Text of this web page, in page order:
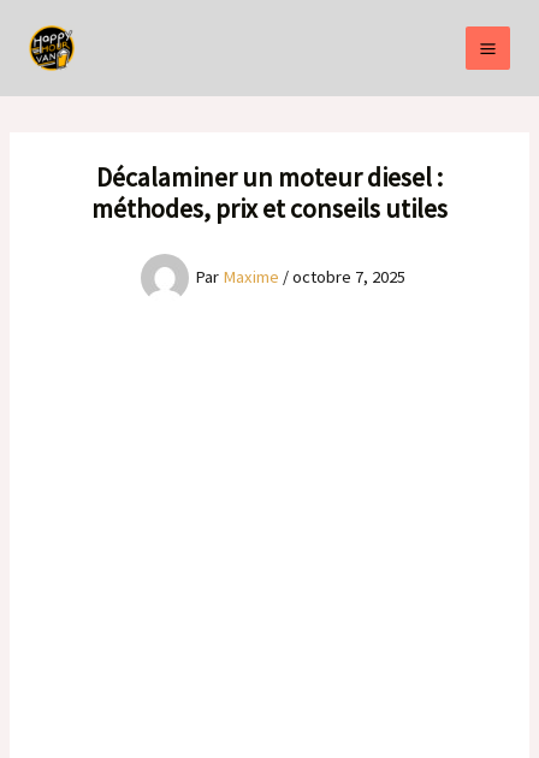
contenu
Décalaminer un moteur diesel :
méthodes, prix et conseils utiles
Par Maxime /octobre 7, 2025